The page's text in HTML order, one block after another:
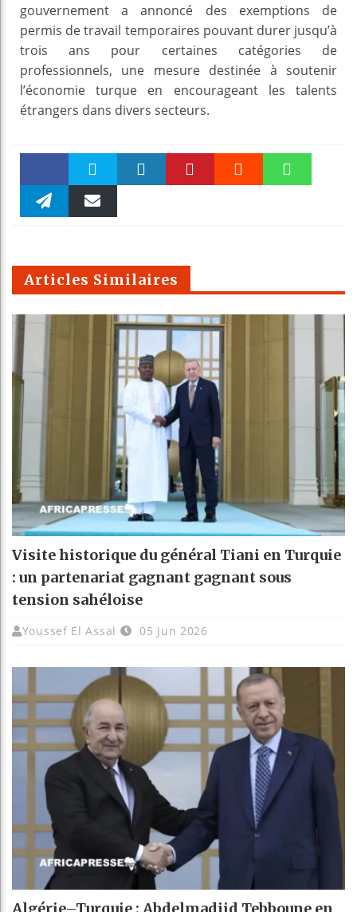
gouvernement a annoncé des exemptions de
permis de travail temporaires pouvant durer jusqu’à
trois ans pour certaines catégories de
professionnels, une mesure destinée à soutenir
l’économie turque en encourageant les talents
étrangers dans divers secteurs.
Faceboo Twitter
m
Articles Similaires
Visite historique du général Tiani en Turquie
: un partenariat gagnant gagnant sous
tension sahéloise
Youssef El Assal 05 Jun 2026